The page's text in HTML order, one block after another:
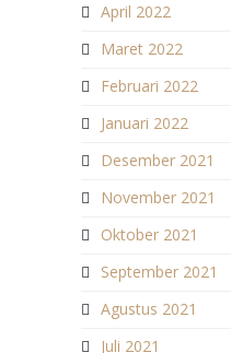
April 2022
Maret 2022
Februari 2022
Januari 2022
Desember 2021
November 2021
Oktober 2021
September 2021
Agustus 2021
Juli 2021